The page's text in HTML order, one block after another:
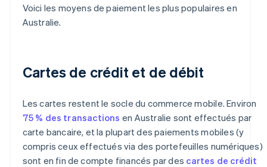
Voici les moyens de paiement les plus populaires en
Australie.
Cartes de crédit et de débit
Les cartes restent le socle du commerce mobile. Environ
75 % des transactions en Australie sont effectués par
carte bancaire, et la plupart des paiements mobiles (y
compris ceux effectués via des portefeuilles numériques)
sont en fin de compte financés par des cartes de crédit